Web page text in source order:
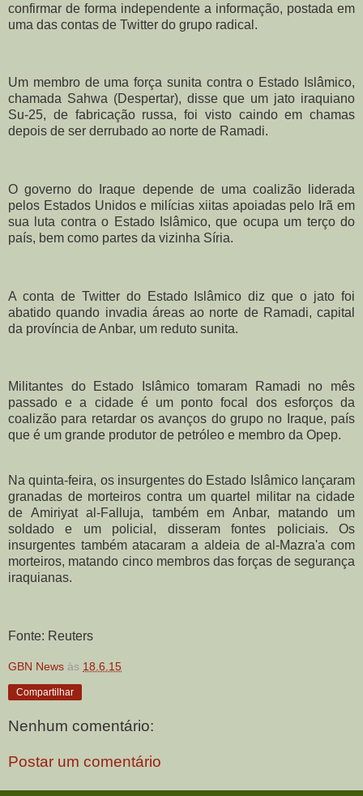
confirmar de forma independente a informação, postada em
uma das contas de Twitter do grupo radical.
Um membro de uma força sunita contra o Estado Islâmico,
chamada Sahwa (Despertar), disse que um jato iraquiano
Su-25, de fabricação russa, foi visto caindo em chamas
depois de ser derrubado ao norte de Ramadi.
O governo do Iraque depende de uma coalizão liderada
pelos Estados Unidos e milícias xiitas apoiadas pelo Irã em
sua luta contra o Estado Islâmico, que ocupa um terço do
país, bem como partes da vizinha Síria.
A conta de Twitter do Estado Islâmico diz que o jato foi
abatido quando invadia áreas ao norte de Ramadi, capital
da província de Anbar, um reduto sunita.
Militantes do Estado Islâmico tomaram Ramadi no mês
passado e a cidade é um ponto focal dos esforços da
coalizão para retardar os avanços do grupo no Iraque, país
que é um grande produtor de petróleo e membro da Opep.
Na quinta-feira, os insurgentes do Estado Islâmico lançaram
granadas de morteiros contra um quartel militar na cidade
de Amiriyat al-Falluja, também em Anbar, matando um
soldado e um policial, disseram fontes policiais. Os
insurgentes também atacaram a aldeia de al-Mazra'a com
morteiros, matando cinco membros das forças de segurança
iraquianas.
Fonte: Reuters
GBN News às 18.6.15
Compartilhar
Nenhum comentário:
Postar um comentário